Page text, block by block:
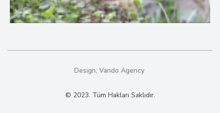
Design; Vando Agency
© 2023. Tüm Hakları Saklıdır.